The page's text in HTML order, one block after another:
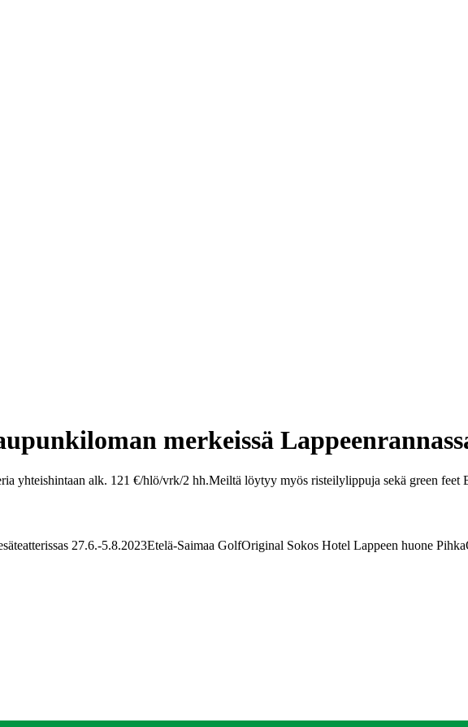
merkeissä
yhteishintaan alk. 121 €/hlö/vrk/2 hh.Meiltä löytyy myös risteilylippuja sekä green feet
27.6.-5.8.2023Etelä-Saimaa GolfOriginal Sokos Hotel Lappeen huone Pihka